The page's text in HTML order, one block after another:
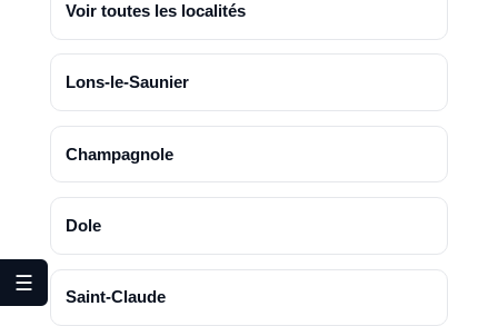
Voir toutes les localités
Lons-le-Saunier
Champagnole
Dole
Saint-Claude
☰